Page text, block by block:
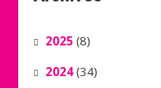
2025 (8)
2024(34)